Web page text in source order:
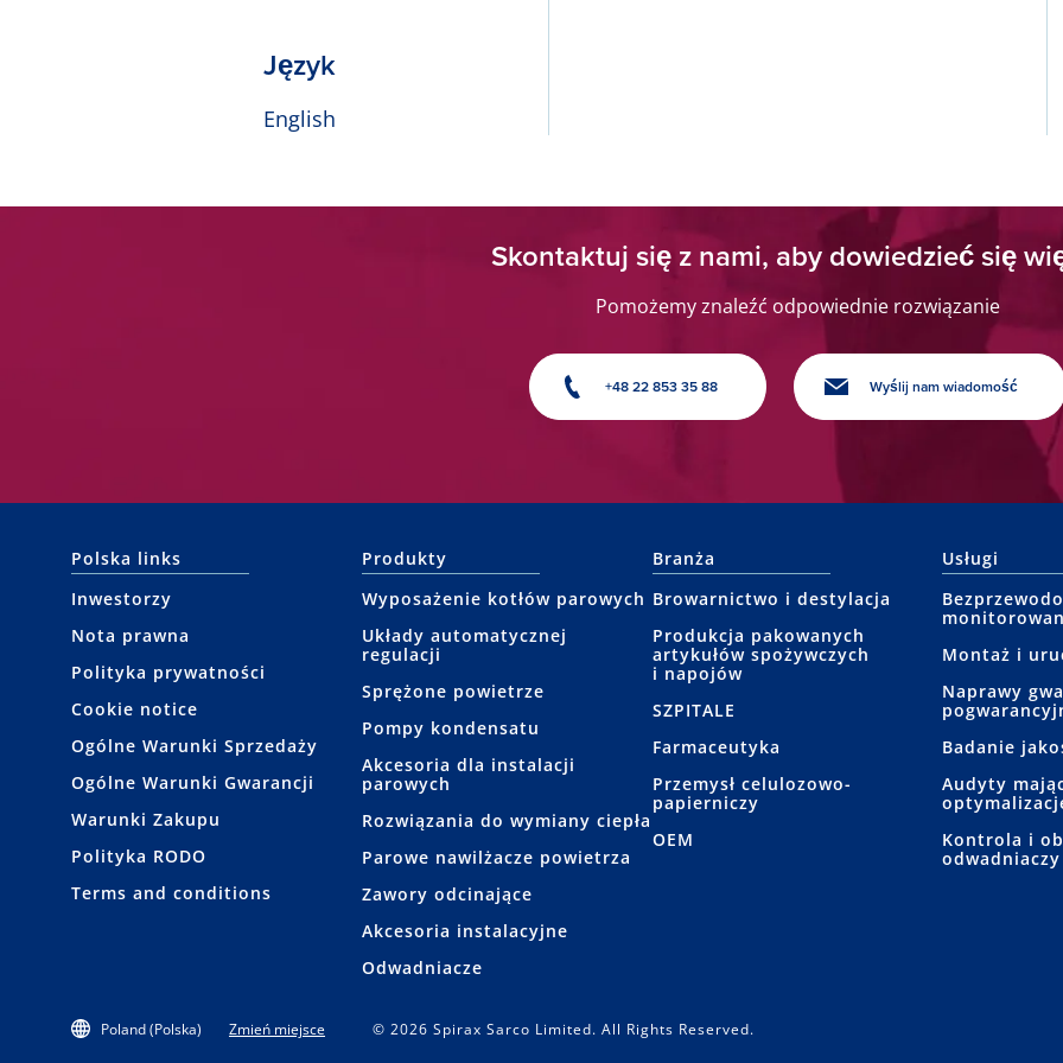
Język
English
Skontaktuj się z nami, aby dowiedzieć się
Pomożemy znaleźć odpowiednie rozwiązanie
+48 22 853 35 88 Wyślij nam wiadomość
Polska links
Inwestorzy
Nota prawna
Polityka prywatności
Cookie notice
Ogólne Warunki Sprzedaży
Ogólne Warunki Gwarancji
Warunki Zakupu
Polityka RODO
Terms and conditions
Produkty
Wyposażenie kotłów parowych
Układy automatycznej
regulacji
Sprężone powietrze
Pompy kondensatu
Akcesoria dla instalacji
parowych
Rozwiązania do wymiany ciepła
Parowe nawilżacze powietrza
Zawory odcinające
Akcesoria instalacyjne
Odwadniacze
Branża
Browarnictwo i destylacja
Produkcja pakowanych
artykułów spożywczych
i napojów
SZPITALE
Farmaceutyka
Przemysł celulozowo-
papierniczy
OEM
Usługi
Montaż i
Naprawy
Badanie
Audyty
Kontrola i
odwadniaczy
Poland (Polska) Zmień miejsce © 2026 Spirax Sarco Limited. All Rights Reserved.